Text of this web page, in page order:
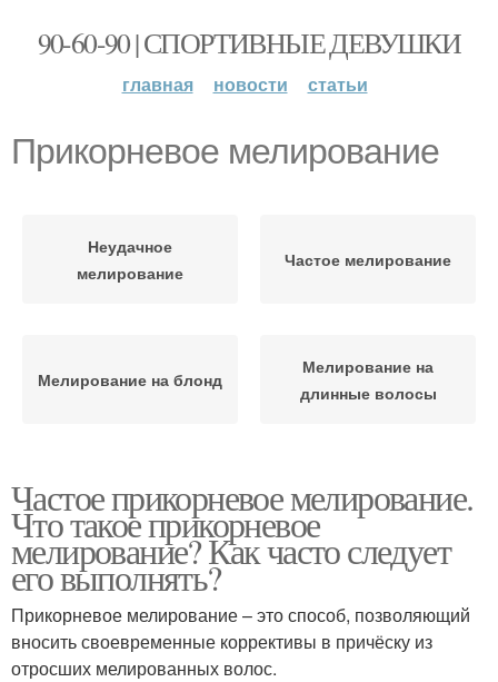
90-60-90 | СПОРТИВНЫЕ ДЕВУШКИ
главная новости статьи
Прикорневое мелирование
Неудачное
мелирование
Частое мелирование
Мелирование на блонд
Мелирование на
длинные волосы
Частое прикорневое мелирование.
Что такое прикорневое
мелирование? Как часто следует
его выполнять?
Прикорневое мелирование – это способ, позволяющий
вносить своевременные коррективы в причёску из
отросших мелированных волос.